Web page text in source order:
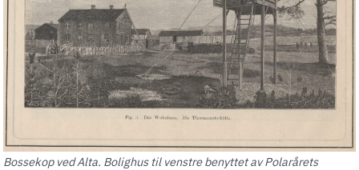
Bossekop ved Alta. Bolighus til venstre benyttet av Polarårets